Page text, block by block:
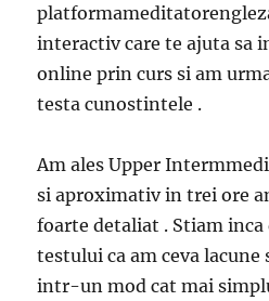
interactiv care te ajuta sa
online prin curs si am
testa cunostintele .
Am ales Upper
si aproximativ in trei ore
foarte detaliat . Stiam inca
testului ca am ceva lacune
intr-un mod cat mai